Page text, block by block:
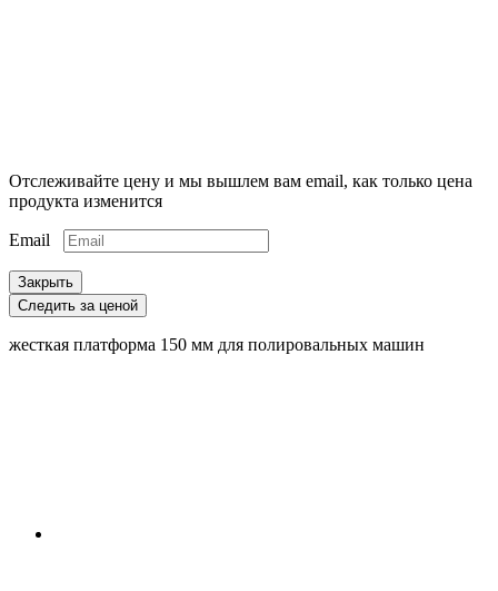
Отслеживайте цену и мы вышлем вам email, как только цена
продукта изменится
Email
Закрыть
Следить за ценой
жесткая платформа 150 мм для полировальных машин